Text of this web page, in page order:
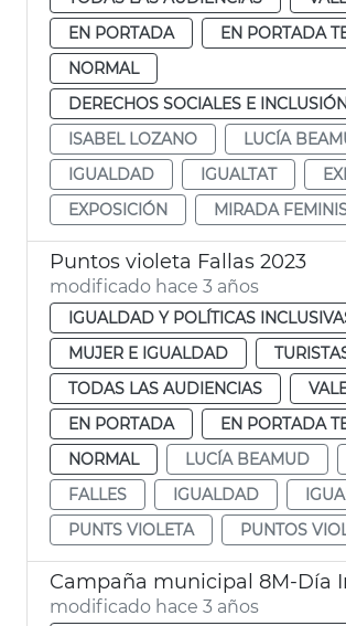
EN PORTADA
EN PORTADA
NORMAL
DERECHOS SOCIALES E
ISABEL LOZANO
LUCÍA
IGUALDAD
IGUALTAT
EXPOSICIÓN
MIRADA
Puntos violeta Fallas 2023
modificado hace 3 años
IGUALDAD Y POLÍTICAS
MUJER E IGUALDAD
TODAS LAS AUDIENCIAS
EN PORTADA
EN PORTADA
NORMAL
LUCÍA BEAMUD
FALLES
IGUALDAD
PUNTS VIOLETA
PUNTOS
modificado hace 3 años